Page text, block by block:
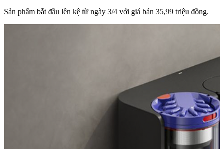
Sản phẩm bắt đầu lên kệ từ ngày 3/4 với giá bán 35,99 triệu đồng.